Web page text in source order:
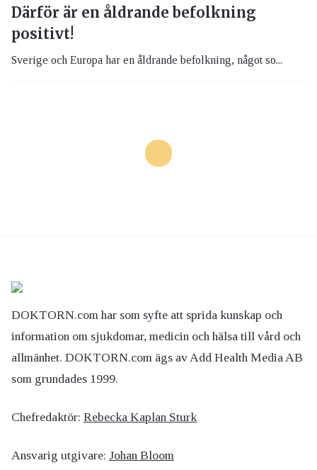
Därför är en åldrande befolkning
positivt!
Sverige och Europa har en åldrande befolkning, något so...
DOKTORN.com har som syfte att sprida kunskap och
information om sjukdomar, medicin och hälsa till vård och
allmänhet. DOKTORN.com ägs av Add Health Media AB
som grundades 1999.
Chefredaktör: Rebecka Kaplan Sturk
Ansvarig utgivare: Johan Bloom